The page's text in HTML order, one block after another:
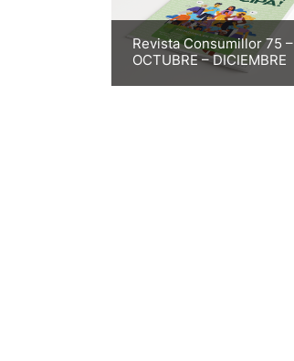
Revista Consumillor 75 –
OCTUBRE – DICIEMBRE